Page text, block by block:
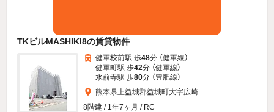
TKビルMASHIKI8の賃貸物件
健軍校前駅 歩48分 （健軍線）
健軍町駅 歩42分 （健軍線）
水前寺駅 歩80分 （豊肥線）
熊本県上益城郡益城町大字広崎
8階建 / 1年7ヶ月 / RC